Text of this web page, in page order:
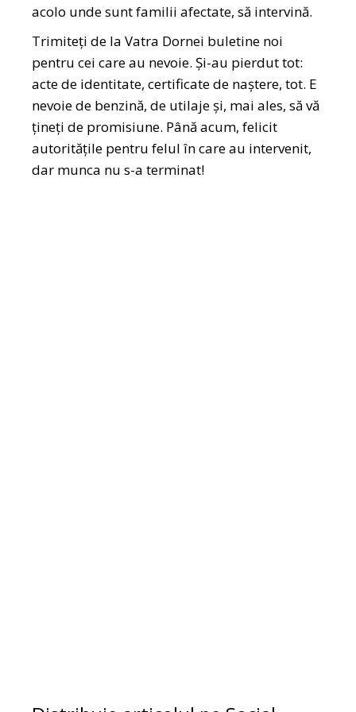
acolo unde sunt familii afectate, să intervină.
Trimiteți de la Vatra Dornei buletine noi
pentru cei care au nevoie. Și-au pierdut tot:
acte de identitate, certificate de naștere, tot. E
nevoie de benzină, de utilaje și, mai ales, să vă
țineți de promisiune. Până acum, felicit
autoritățile pentru felul în care au intervenit,
dar munca nu s-a terminat!